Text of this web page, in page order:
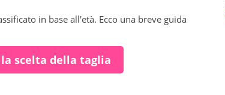
in base all'età. Ecco una breve guida
scelta della taglia